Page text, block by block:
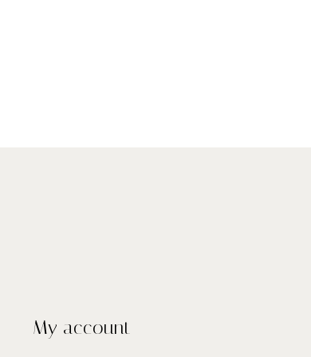
My account